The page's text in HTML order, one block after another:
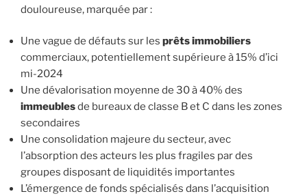
douloureuse, marquée par :
Une vague de défauts sur les prêts immobiliers
commerciaux, potentiellement supérieure à 15% d’ici
mi-2024
Une dévalorisation moyenne de 30 à 40% des
immeublesde bureaux de classe B et C dans les zones
secondaires
Une consolidation majeure du secteur, avec
l’absorption des acteurs les plus fragiles par des
groupes disposant de liquidités importantes
L’émergence de fonds spécialisés dans l’acquisition